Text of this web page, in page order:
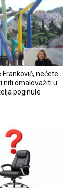
Franković, nećete
niti omalovažiti u
poginule